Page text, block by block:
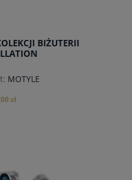
BIŻUTERII
MOTYLE
zł